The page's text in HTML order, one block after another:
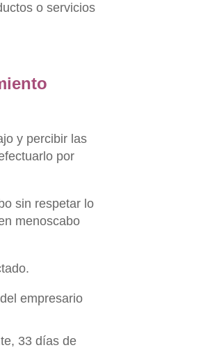
o servicios
y percibir las
por
sin respetar lo
menoscabo
empresario
33 días de